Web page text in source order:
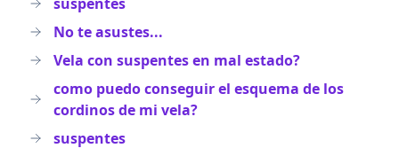
No te asustes...
Vela con suspentes en mal estado?
como puedo conseguir el esquema de los
cordinos de mi vela?
suspentes